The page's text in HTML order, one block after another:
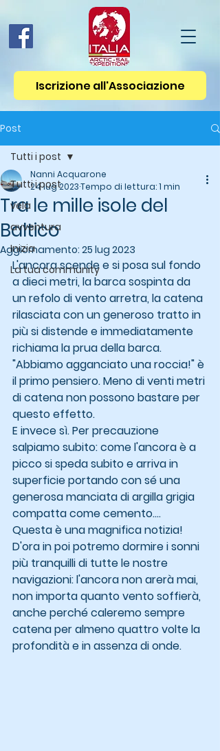
Iscrizione all'Associazione
Post
Tutti i post
vela
avventura
Inizia
La tua community
Tutti i post
Tra le mille isole del
Baltico
Nanni Acquarone
24 lug 2023Tempo di lettura: 1 min
Aggiornamento: 25 lug 2023
L'ancora scende e si posa sul fondo
a dieci metri, la barca sospinta da
un refolo di vento arretra, la catena
rilasciata con un generoso tratto in
più si distende e immediatamente
richiama la prua della barca.
"Abbiamo agganciato una roccia!" è
il primo pensiero. Meno di venti metri
di catena non possono bastare per
questo effetto.
E invece sì. Per precauzione
salpiamo subito: come l'ancora è a
picco si speda subito e arriva in
superficie portando con sé una
generosa manciata di argilla grigia
compatta come cemento....
Questa è una magnifica notizia!
D'ora in poi potremo dormire i sonni
più tranquilli di tutte le nostre
navigazioni: l'ancora non arerà mai,
non importa quanto vento soffierà,
anche perché caleremo sempre
catena per almeno quattro volte la
profondità e in assenza di onde.